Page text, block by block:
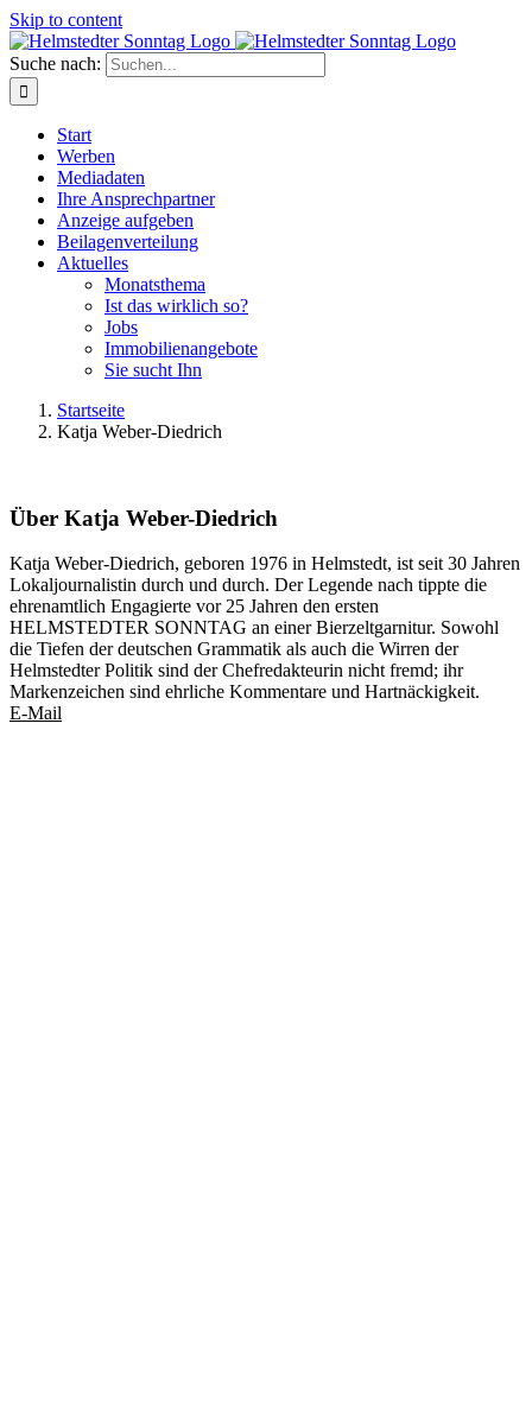
Skip to content
Suche nach:
Start
Werben
Mediadaten
Ihre Ansprechpartner
Anzeige aufgeben
Beilagenverteilung
Aktuelles
Monatsthema
Ist das wirklich so?
Jobs
Immobilienangebote
Sie sucht Ihn
Startseite
Katja Weber-Diedrich
Über Katja Weber-Diedrich
Katja Weber-Diedrich, geboren 1976 in Helmstedt, ist seit 30 Jahren
Lokaljournalistin durch und durch. Der Legende nach tippte die
ehrenamtlich Engagierte vor 25 Jahren den ersten
HELMSTEDTER SONNTAG an einer Bierzeltgarnitur. Sowohl
die Tiefen der deutschen Grammatik als auch die Wirren der
Helmstedter Politik sind der Chefredakteurin nicht fremd; ihr
Markenzeichen sind ehrliche Kommentare und Hartnäckigkeit.
E-Mail